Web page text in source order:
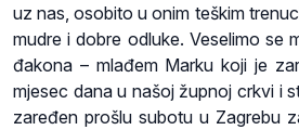
uz nas, osobito u onim teškim
mudre i dobre odluke. Veselimo se
đakona – mlađem Marku koji je
mjesec dana u našoj župnoj crkvi i
zaređen prošlu subotu u Zagrebu